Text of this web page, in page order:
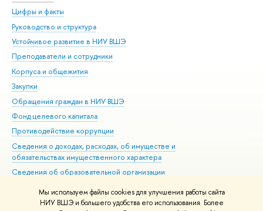
Мы используем файлы cookies для улучшения работы сайта
НИУ ВШЭ и большего удобства его использования. Более
Цифры и факты
Руководство и структура
Устойчивое развитие в НИУ ВШЭ
Преподаватели и сотрудники
Корпуса и общежития
Закупки
Обращения граждан в НИУ ВШЭ
Фонд целевого капитала
Противодействие коррупции
Сведения о доходах, расходах, об имуществе и
обязательствах имущественного характера
Сведения об образовательной организации
Людям с ограниченными возможностями здоровья
Единая платежная страница